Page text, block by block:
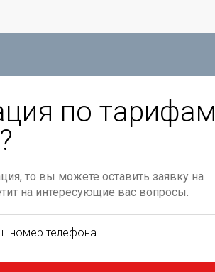
по тарифам
то вы можете оставить заявку на
на интересующие вас вопросы.